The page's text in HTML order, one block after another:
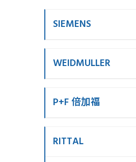
SIEMENS
WEIDMULLER
P+F 倍加福
RITTAL